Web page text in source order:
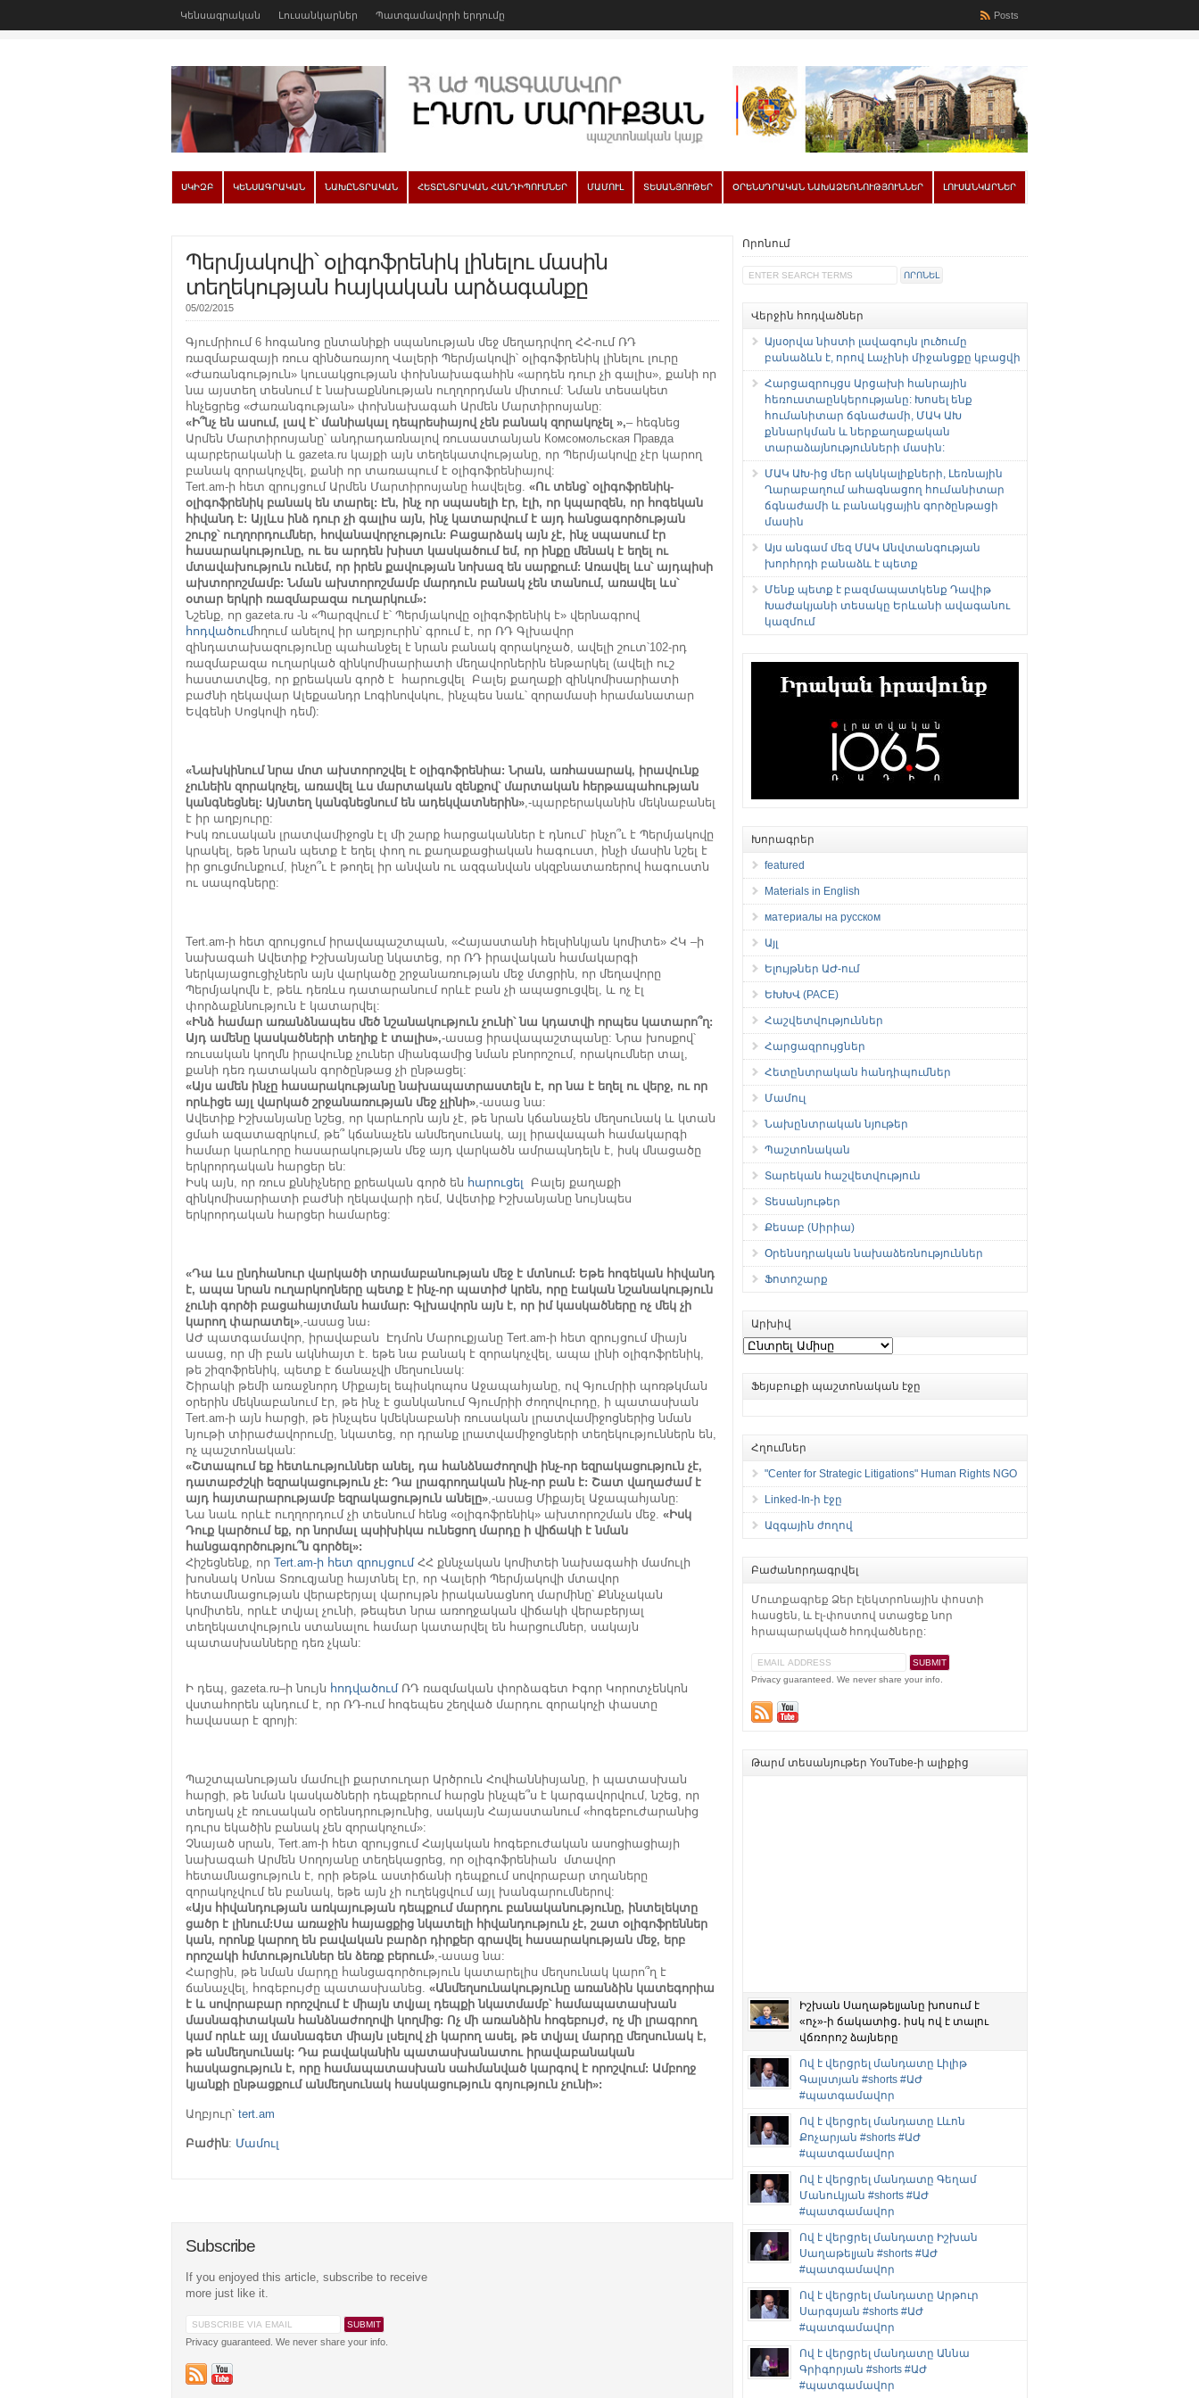
Կենսագրական Լուսանկարներ Պատգամավորի երդումը Posts
ՍԿԻԶԲ ԿԵՆՍԱԳՐԱԿԱՆ ՆԱԽԸՆՏՐԱԿԱՆ ՀԵՏԸՆՏՐԱԿԱՆ ՀԱՆԴԻՊՈՒՄՆԵՐ ՄԱՄՈՒԼ ՏԵՍԱՆՅՈՒԹԵՐ ՕՐԵՆՍԴՐԱԿԱՆ ՆԱԽԱՁԵՌՆՈՒԹՅՈՒՆՆԵՐ ԼՈՒՍԱՆԿԱՐՆԵՐ
Պերմյակովի՝ օլիգոֆրենիկ լինելու մասին
տեղեկության հայկական արձագանքը
05/02/2015
Գյումրիում 6 հոգանոց ընտանիքի սպանության մեջ մեղադրվող ՀՀ-ում ՌԴ
ռազմաբազայի ռուս զինծառայող Վալերի Պերմյակովի՝ օլիգոֆրենիկ լինելու լուրը
«Ժառանգություն» կուսակցության փոխնախագահին «արդեն դուր չի գալիս», քանի որ
նա այստեղ տեսնում է նախաքննության ուղղորդման միտում: Նման տեսակետ
հնչեցրեց «Ժառանգության» փոխնախագահ Արմեն Մարտիրոսյանը:
«Ի՞նչ են ասում, լավ է՝ մանիակալ դեպրեսիայով չեն բանակ զորակոչել »,– հեգնեց
Արմեն Մարտիրոսյանը՝ անդրադառնալով ռուսաստանյան Комсомольская Правда
պարբերականի և gazeta.ru կայքի այն տեղեկատվությանը, որ Պերմյակովը չէր կարող
բանակ զորակոչվել, քանի որ տառապում է օլիգոֆրենիայով:
Tert.am-ի հետ զրույցում Արմեն Մարտիրոսյանը հավելեց. «Ու տենց՝ օլիգոֆրենիկ-
օլիգոֆրենիկ բանակ են տարել: Էն, ինչ որ սպասելի էր, էլի, որ կպարզեն, որ հոգեկան
հիվանդ է: Այլևս ինձ դուր չի գալիս այն, ինչ կատարվում է այդ հանցագործության
շուրջ՝ ուղղորդումներ, հովանավորչություն: Բացարձակ այն չէ, ինչ սպասում էր
հասարակությունը, ու ես արդեն խիստ կասկածում եմ, որ ինքը մենակ է եղել ու
մտավախություն ունեմ, որ իրեն քավության նոխազ են սարքում: Առավել ևս՝ այդպիսի
ախտորոշմամբ: Նման ախտորոշմամբ մարդուն բանակ չեն տանում, առավել ևս՝
օտար երկրի ռազմաբազա ուղարկում»:
Նշենք, որ gazeta.ru -ն «Պարզվում է՝ Պերմյակովը օլիգոֆրենիկ է» վերնագրով
հոդվածումհղում անելով իր աղբյուրին՝ գրում է, որ ՌԴ Գլխավոր
զինդատախազությունը պահանջել է նրան բանակ զորակոչած, ավելի շուտ՝102-րդ
ռազմաբազա ուղարկած զինկոմիսարիատի մեղավորներին ենթարկել (ավելի ուշ
հաստատվեց, որ քրեական գործ է հարուցվել Բալեյ քաղաքի զինկոմիսարիատի
բաժնի ղեկավար Ալեքսանդր Լոգինովսկու, ինչպես նաև՝ զորամասի հրամանատար
Եվգենի Սոցկովի դեմ):
«Նախկինում նրա մոտ ախտորոշվել է օլիգոֆրենիա: Նրան, առհասարակ, իրավունք
չունեին զորակոչել, առավել ևս մարտական զենքով՝ մարտական հերթապահության
կանգնեցնել: Այնտեղ կանգնեցնում են ադեկվատներին» ,-պարբերականին մեկնաբանել
է իր աղբյուրը:
Իսկ ռուսական լրատվամիջոցն էլ մի շարք հարցականներ է դնում` ինչո՞ւ է Պերմյակովը
կրակել, եթե նրան պետք է եղել փող ու քաղաքացիական հագուստ, ինչի մասին նշել է
իր ցուցմունքում, ինչո՞ւ է թողել իր անվան ու ազգանվան սկզբնատառերով հագուստն
ու սապոգները:
Tert.am-ի հետ զրույցում իրավապաշտպան, «Հայաստանի հելսինկյան կոմիտե» ՀԿ –ի
նախագահ Ավետիք Իշխանյանը նկատեց, որ ՌԴ իրավական համակարգի
ներկայացուցիչներն այն վարկածը շրջանառության մեջ մտցրին, որ մեղավորը
Պերմյակովն է, թեև դեռևս դատարանում որևէ բան չի ապացուցվել, և ոչ էլ
փորձաքննություն է կատարվել:
«Ինձ համար առանձնապես մեծ նշանակություն չունի՝ նա կդատվի որպես կատարո՞ղ:
Այդ ամենը կասկածների տեղիք է տալիս»,-ասաց իրավապաշտպանը: Նրա խոսքով՝
ռուսական կողմն իրավունք չուներ միանգամից նման բնորոշում, որակումներ տալ,
քանի դեռ դատական գործընթաց չի ընթացել:
«Այս ամեն ինչը հասարակությանը նախապատրաստելն է, որ նա է եղել ու վերջ, ու որ
որևիցե այլ վարկած շրջանառության մեջ չլինի» ,-ասաց նա:
Ավետիք Իշխանյանը նշեց, որ կարևորն այն չէ, թե նրան կճանաչեն մեղսունակ և կտան
ցմահ ազատազրկում, թե՞ կճանաչեն անմեղսունակ, այլ իրավապահ համակարգի
համար կարևորը հասարակության մեջ այդ վարկածն ամրապնդելն է, իսկ մնացածը
երկրորդական հարցեր են:
Իսկ այն, որ ռուս քննիչները քրեական գործ են հարուցել Բալեյ քաղաքի
զինկոմիսարիատի բաժնի ղեկավարի դեմ, Ավետիք Իշխանյանը նույնպես
երկրորդական հարցեր համարեց:
«Դա ևս ընդհանուր վարկածի տրամաբանության մեջ է մտնում: Եթե հոգեկան հիվանդ
է, ապա նրան ուղարկողները պետք է ինչ-որ պատիժ կրեն, որը էական նշանակություն
չունի գործի բացահայտման համար: Գլխավորն այն է, որ իմ կասկածները ոչ մեկ չի
կարող փարատել» ,-ասաց նա։
ԱԺ պատգամավոր, իրավաբան Էդմոն Մարուքյանը Tert.am-ի հետ զրույցում միայն
ասաց, որ մի բան ակնհայտ է. եթե նա բանակ է զորակոչվել, ապա լինի օլիգոֆրենիկ,
թե շիզոֆրենիկ, պետք է ճանաչվի մեղսունակ:
Շիրակի թեմի առաջնորդ Միքայել եպիսկոպոս Աջապահյանը, ով Գյումրիի պոռթկման
օրերին մեկնաբանում էր, թե ինչ է ցանկանում Գյումրիի ժողովուրդը, ի պատասխան
Tert.am-ի այն հարցի, թե ինչպես կմեկնաբանի ռուսական լրատվամիջոցներից նման
նյութի տիրաժավորումը, նկատեց, որ դրանք լրատվամիջոցների տեղեկություններն են,
ոչ պաշտոնական:
«Շտապում եք հետևություններ անել, դա հանձնաժողովի ինչ-որ եզրակացություն չէ,
դատաբժշկի եզրակացություն չէ: Դա լրագրողական ինչ-որ բան է: Շատ վաղաժամ է
այդ հայտարարությամբ եզրակացություն անելը» ,-ասաց Միքայել Աջապահյանը:
Նա նաև որևէ ուղղորդում չի տեսնում հենց «օլիգոֆրենիկ» ախտորոշման մեջ. «Իսկ
Դուք կարծում եք, որ նորմալ պսիխիկա ունեցող մարդը ի վիճակի է նման
հանցագործությու՞ն գործել»:
Հիշեցնենք, որ Tert.am-ի հետ զրույցում ՀՀ քննչական կոմիտեի նախագահի մամուլի
խոսնակ Սոնա Տռուզյանը հայտնել էր, որ Վալերի Պերմյակովի մտավոր
հետամնացության վերաբերյալ վարույթն իրականացնող մարմինը՝ Քննչական
կոմիտեն, որևէ տվյալ չունի, թեպետ նրա առողջական վիճակի վերաբերյալ
տեղեկատվություն ստանալու համար կատարվել են հարցումներ, սակայն
պատասխանները դեռ չկան:
Ի դեպ, gazeta.ru–ի նույն հոդվածում ՌԴ ռազմական փորձագետ Իգոր Կորոտչենկոն
վստահորեն պնդում է, որ ՌԴ-ում հոգեպես շեղված մարդու զորակոչի փաստը
հավասար է զրոյի:
Պաշտպանության մամուլի քարտուղար Արծրուն Հովհաննիսյանը, ի պատասխան
հարցի, թե նման կասկածների դեպքերում հարցն ինչպե՞ս է կարգավորվում, նշեց, որ
տեղյակ չէ ռուսական օրենսդրությունից, սակայն Հայաստանում «հոգեբուժարանից
դուրս եկածին բանակ չեն զորակոչում»:
Չնայած սրան, Tert.am-ի հետ զրույցում Հայկական հոգեբուժական ասոցիացիայի
նախագահ Արմեն Սողոյանը տեղեկացրեց, որ օլիգոֆրենիան մտավոր
հետամնացություն է, որի թեթև աստիճանի դեպքում սովորաբար տղաները
զորակոչվում են բանակ, եթե այն չի ուղեկցվում այլ խանգարումներով:
«Այս հիվանդության առկայության դեպքում մարդու բանականությունը, ինտելեկտը
ցածր է լինում:Սա առաջին հայացքից նկատելի հիվանդություն չէ, շատ օլիգոֆրեններ
կան, որոնք կարող են բավական բարձր դիրքեր գրավել հասարակության մեջ, երբ
որոշակի հմտություններ են ձեռք բերում» ,-ասաց նա:
Հարցին, թե նման մարդը հանցագործություն կատարելիս մեղսունակ կարո՞ղ է
ճանաչվել, հոգեբույժը պատասխանեց. «Անմեղսունակությունը առանձին կատեգորիա
է և սովորաբար որոշվում է միայն տվյալ դեպքի նկատմամբ՝ համապատասխան
մասնագիտական հանձնաժողովի կողմից: Ոչ մի առանձին հոգեբույժ, ոչ մի լրագրող
կամ որևէ այլ մասնագետ միայն լսելով չի կարող ասել, թե տվյալ մարդը մեղսունակ է,
թե անմեղսունակ: Դա բավականին պատասխանատու իրավաբանական
հասկացություն է, որը համապատասխան սահմանված կարգով է որոշվում: Ամբողջ
կյանքի ընթացքում անմեղսունակ հասկացություն գոյություն չունի»:
Աղբյուր՝ tert.am
Բաժին: Մամուլ
Subscribe
If you enjoyed this article, subscribe to receive
more just like it.
Privacy guaranteed. We never share your info.
Որոնում
Վերջին հոդվածներ
Այսօրվա նիստի լավագույն լուծումը
բանաձևն է, որով Լաչինի միջանցքը կբացվի
Հարցազրույցս Արցախի հանրային
հեռուստաընկերությանը: Խոսել ենք
հումանիտար ճգնաժամի, ՄԱԿ ԱԽ
քննարկման և ներքաղաքական
տարաձայնությունների մասին:
ՄԱԿ ԱԽ-ից մեր ակնկալիքների, Լեռնային
Ղարաբաղում ահագնացող հումանիտար
ճգնաժամի և բանակցային գործընթացի
մասին
Այս անգամ մեզ ՄԱԿ Անվտանգության
խորհրդի բանաձև է պետք
Մենք պետք է բազմապատկենք Դավիթ
Խաժակյանի տեսակը Երևանի ավագանու
կազմում
Խորագրեր
featured
Materials in English
материалы на русском
Այլ
Ելույթներ ԱԺ-ում
ԵԽԽՎ (PACE)
Հաշվետվություններ
Հարցազրույցներ
Հետընտրական հանդիպումներ
Մամուլ
Նախընտրական նյութեր
Պաշտոնական
Տարեկան հաշվետվություն
Տեսանյութեր
Քեսաբ (Սիրիա)
Օրենսդրական նախաձեռնություններ
Ֆոտոշարք
Արխիվ
Արխիվ
Ֆեյսբուքի պաշտոնական էջը
Հղումներ
"Center for Strategic Litigations" Human Rights NGO
Linked-In-ի էջը
Ազգային ժողով
Բաժանորդագրվել
Մուտքագրեք Ձեր էլեկտրոնային փոստի
հասցեն, և էլ-փոստով ստացեք նոր
հրապարակված հոդվածները:
Privacy guaranteed. We never share your info.
Թարմ տեսանյութեր YouTube-ի ալիքից
Իշխան Սաղաթելյանը խոսում է
«ոչ»-ի ճակատից․ իսկ ով է տալու
վճռորոշ ձայները
Ով է վերցրել մանդատը Լիլիթ
Գալստյան #shorts #ԱԺ
#պատգամավոր
Ով է վերցրել մանդատը Լևոն
Քոչարյան #shorts #ԱԺ
#պատգամավոր
Ով է վերցրել մանդատը Գեղամ
Մանուկյան #shorts #ԱԺ
#պատգամավոր
Ով է վերցրել մանդատը Իշխան
Սաղաթելյան #shorts #ԱԺ
#պատգամավոր
Ով է վերցրել մանդատը Արթուր
Սարգսյան #shorts #ԱԺ
#պատգամավոր
Ով է վերցրել մանդատը Աննա
Գրիգորյան #shorts #ԱԺ
#պատգամավոր